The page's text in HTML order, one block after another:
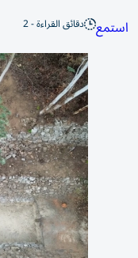
استمع دقائق القراءة - 2